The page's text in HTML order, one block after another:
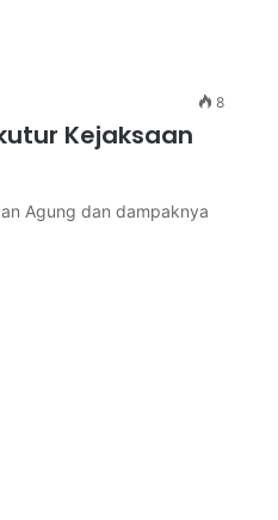
8
Kejaksaan
Agung dan dampaknya